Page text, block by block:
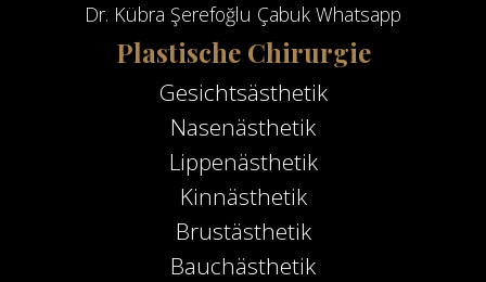
Dr. Kübra Şerefoğlu Çabuk Whatsapp
Plastische Chirurgie
Gesichtsästhetik
Nasenästhetik
Lippenästhetik
Kinnästhetik
Brustästhetik
Bauchästhetik